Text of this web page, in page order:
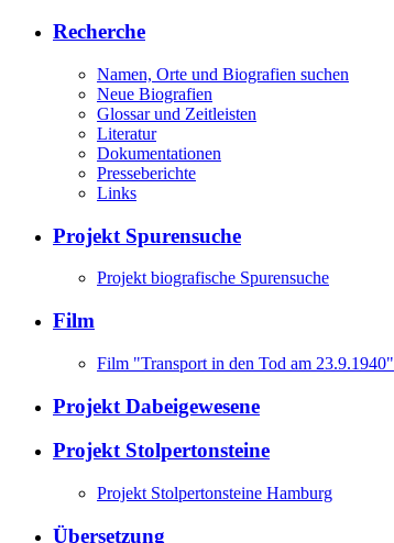
Recherche
Namen, Orte und Biografien suchen
Neue Biografien
Glossar und Zeitleisten
Literatur
Dokumentationen
Presseberichte
Links
Projekt Spurensuche
Projekt biografische Spurensuche
Film
Film "Transport in den Tod am 23.9.1940"
Projekt Dabeigewesene
Projekt Stolpertonsteine
Projekt Stolpertonsteine Hamburg
Übersetzung